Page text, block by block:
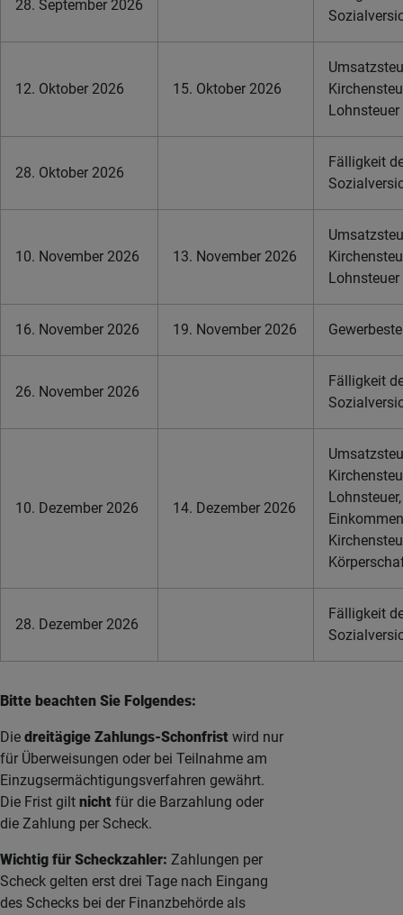
28. September 2026
12. Oktober 2026 15. Oktober 2026
Lohnsteuer
28. Oktober 2026
Fälligkeit
10. November 2026 13. November 2026
Lohnsteuer
16. November 2026 19. November 2026
26. November 2026
Fälligkeit
10. Dezember 2026 14. Dezember 2026
Lohnsteuer,
28. Dezember 2026
Fälligkeit
Bitte beachten Sie Folgendes:
Die dreitägige Zahlungs-Schonfrist wird nur
für Überweisungen oder bei Teilnahme am
Einzugsermächtigungsverfahren gewährt.
Die Frist gilt nicht für die Barzahlung oder
die Zahlung per Scheck.
Wichtig für Scheckzahler: Zahlungen per
Scheck gelten erst drei Tage nach Eingang
des Schecks bei der Finanzbehörde als